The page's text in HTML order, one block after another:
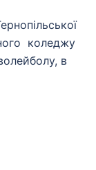
коледжу
в